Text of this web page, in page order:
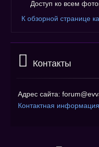
Доступ ко всем
К обзорной странице
Контакты
Адрес сайта:
Контактная информация